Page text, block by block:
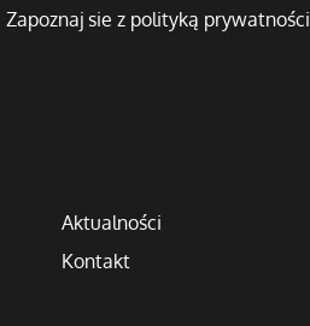
Zapoznaj sie z polityką prywatności
Aktualności
Kontakt